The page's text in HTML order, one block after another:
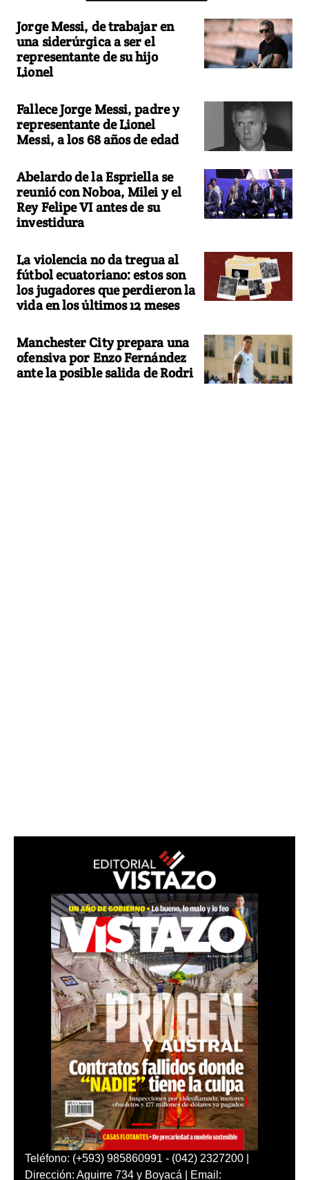
Jorge Messi, de trabajar en
una siderúrgica a ser el
representante de su hijo
Lionel
Fallece Jorge Messi, padre y
representante de Lionel
Messi, a los 68 años de edad
Abelardo de la Espriella se
reunió con Noboa, Milei y el
Rey Felipe VI antes de su
investidura
La violencia no da tregua al
fútbol ecuatoriano: estos son
los jugadores que perdieron la
vida en los últimos 12 meses
Manchester City prepara una
ofensiva por Enzo Fernández
ante la posible salida de Rodri
Teléfono: (+593) 985860991 - (042) 2327200 |
Dirección: Aguirre 734 y Boyacá | Email: